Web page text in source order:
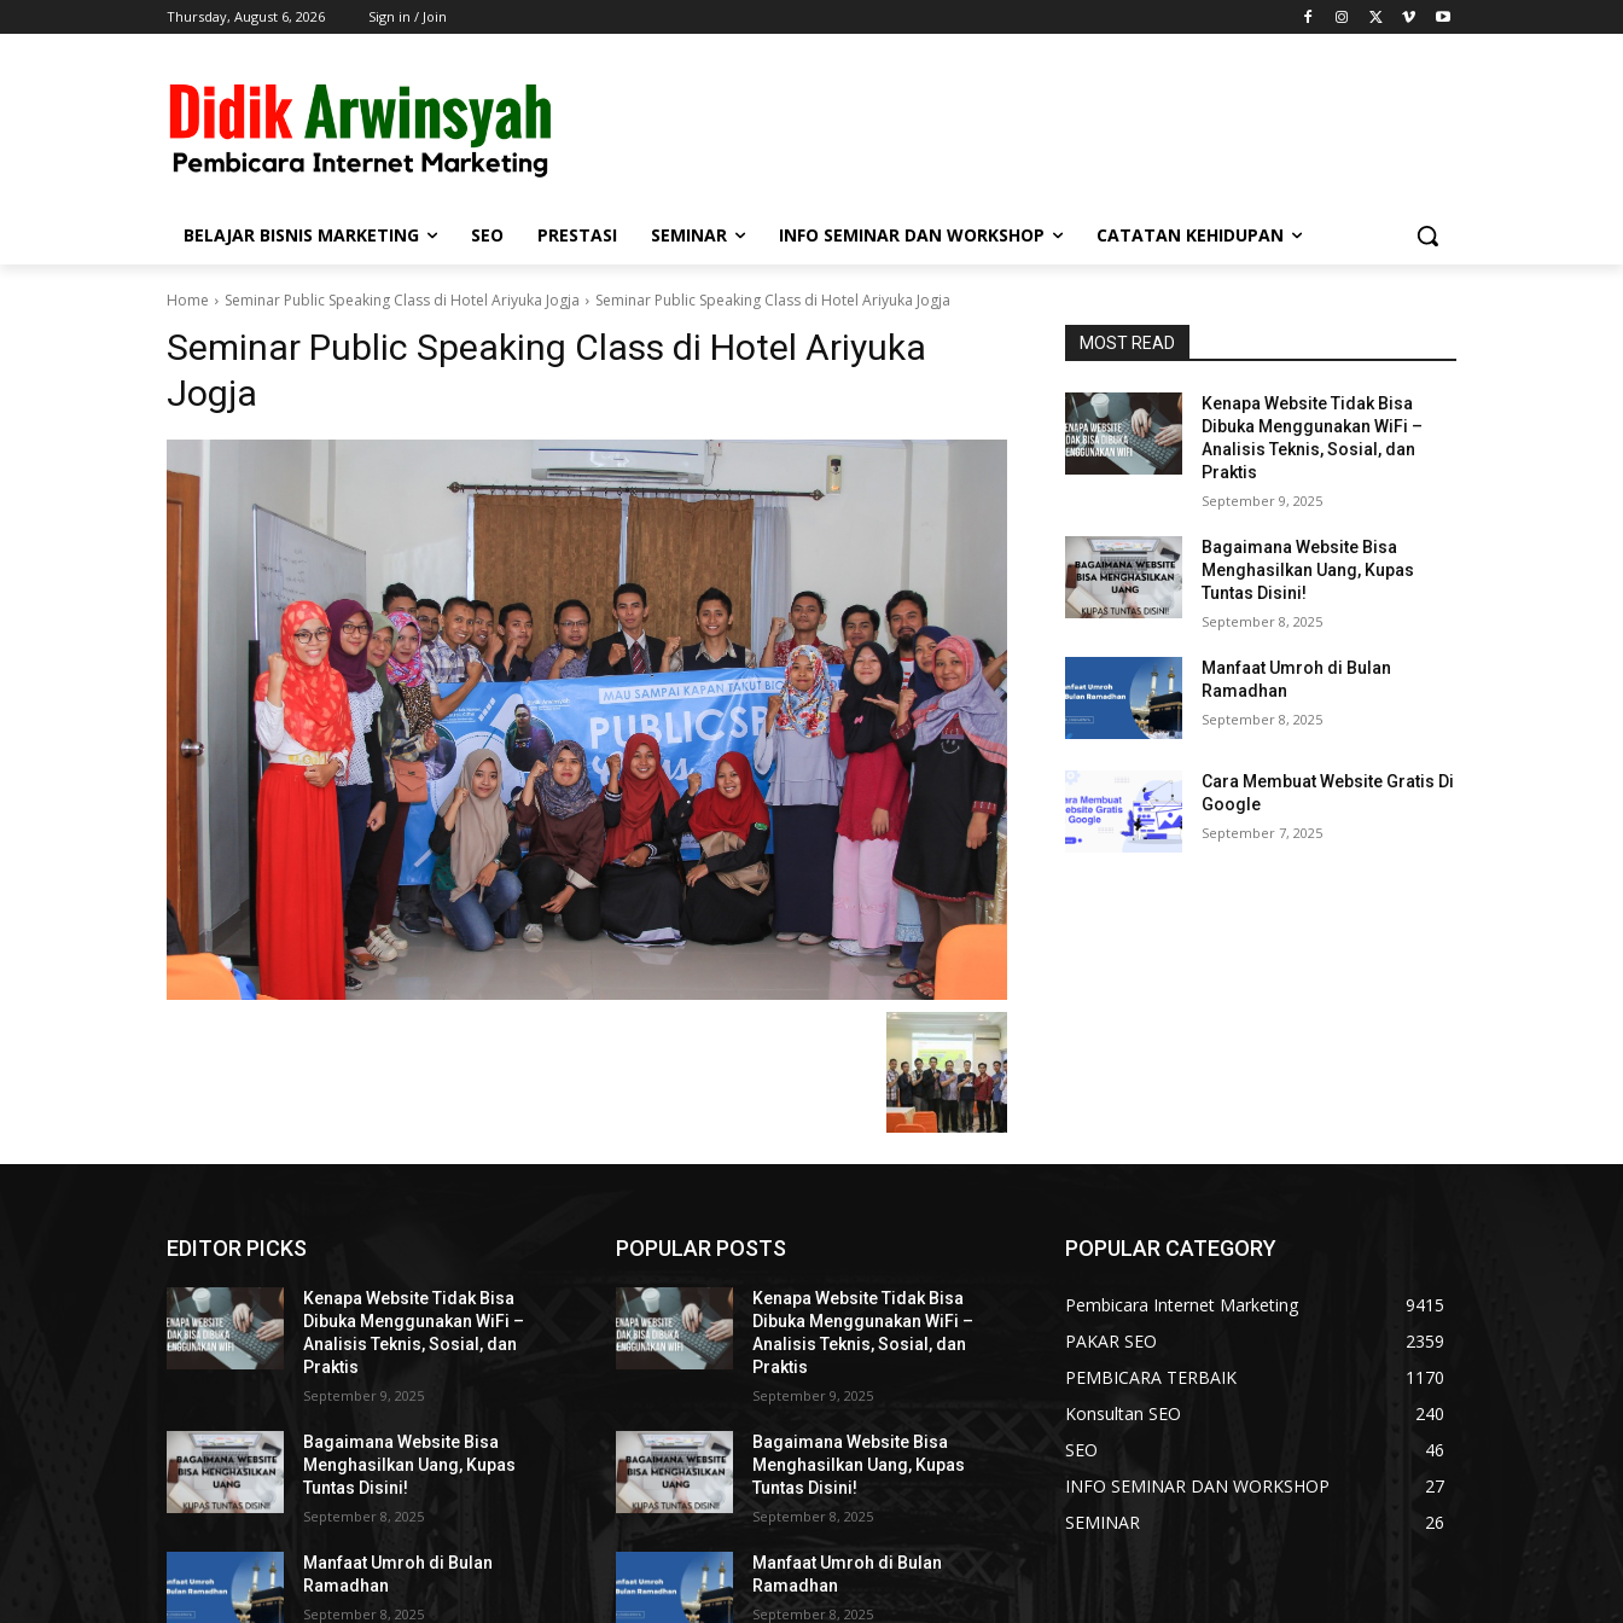
Thursday, August 6, 2026 Sign in / Join
BELAJAR BISNIS MARKETING SEO PRESTASI SEMINAR INFO SEMINAR DAN WORKSHOP CATATAN KEHIDUPAN
Home Seminar Public Speaking Class di Hotel Ariyuka Jogja Seminar Public Speaking Class di Hotel Ariyuka Jogja
Seminar Public Speaking Class di Hotel Ariyuka
Jogja
MOST READ
Kenapa Website Tidak Bisa
Dibuka Menggunakan WiFi –
Analisis Teknis, Sosial, dan
Praktis
September 9, 2025
Bagaimana Website Bisa
Menghasilkan Uang, Kupas
Tuntas Disini!
September 8, 2025
Manfaat Umroh di Bulan
Ramadhan
September 8, 2025
Cara Membuat Website Gratis Di
Google
September 7, 2025
EDITOR PICKS
Kenapa Website Tidak Bisa
Dibuka Menggunakan WiFi –
Analisis Teknis, Sosial, dan
Praktis
September 9, 2025
Bagaimana Website Bisa
Menghasilkan Uang, Kupas
Tuntas Disini!
September 8, 2025
Manfaat Umroh di Bulan
Ramadhan
September 8, 2025
POPULAR POSTS
Kenapa Website Tidak Bisa
Dibuka Menggunakan WiFi –
Analisis Teknis, Sosial, dan
Praktis
September 9, 2025
Bagaimana Website Bisa
Menghasilkan Uang, Kupas
Tuntas Disini!
September 8, 2025
Manfaat Umroh di Bulan
Ramadhan
September 8, 2025
POPULAR CATEGORY
Pembicara Internet Marketing
9415
PAKAR SEO
2359
PEMBICARA TERBAIK
1170
Konsultan SEO
240
SEO
46
INFO SEMINAR DAN WORKSHOP
27
SEMINAR
26